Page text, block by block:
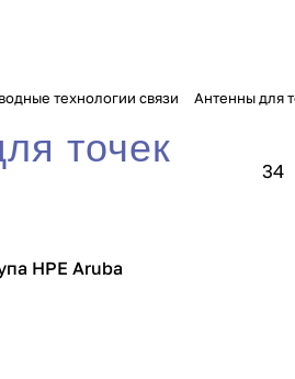
технологии связи Антенны для
точек
34
HPE Aruba